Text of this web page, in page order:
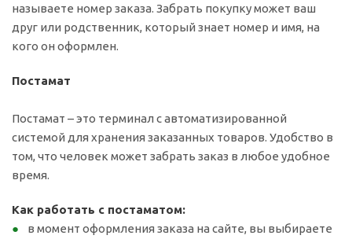
называете номер заказа. Забрать покупку может ваш
друг или родственник, который знает номер и имя, на
кого он оформлен.
Постамат
Постамат – это терминал с автоматизированной
системой для хранения заказанных товаров. Удобство в
том, что человек может забрать заказ в любое удобное
время.
Как работать с постаматом:
в момент оформления заказа на сайте, вы выбираете